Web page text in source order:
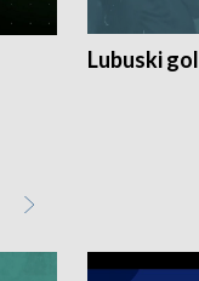
Lubuski gol